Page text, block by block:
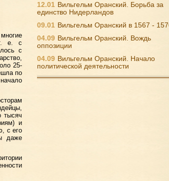
е. с
с
25-
по
тысяч
и
с его
даже
12.01 Вильгельм Оранский. Борьба за
единство Нидерландов
09.01 Вильгельм Оранский в 1567 -
04.09 Вильгельм Оранский. Вождь
оппозиции
04.09 Вильгельм Оранский. Начало
политической деятельности